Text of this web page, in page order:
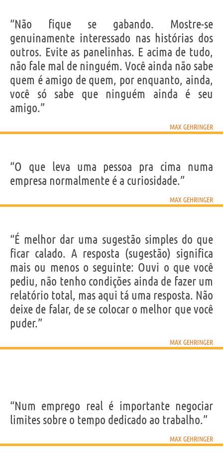
“Não fique se gabando. Mostre-se
genuinamente interessado nas histórias dos
outros. Evite as panelinhas. E acima de tudo,
não fale mal de ninguém. Você ainda não sabe
quem é amigo de quem, por enquanto, ainda,
você só sabe que ninguém ainda é seu
amigo.”
MAX GEHRINGER
“O que leva uma pessoa pra cima numa
empresa normalmente é a curiosidade.”
MAX GEHRINGER
“É melhor dar uma sugestão simples do que
ficar calado. A resposta (sugestão) significa
mais ou menos o seguinte: Ouvi o que você
pediu, não tenho condições ainda de fazer um
relatório total, mas aqui tá uma resposta. Não
deixe de falar, de se colocar o melhor que você
puder.”
MAX GEHRINGER
“Num emprego real é importante negociar
limites sobre o tempo dedicado ao trabalho.”
MAX GEHRINGER